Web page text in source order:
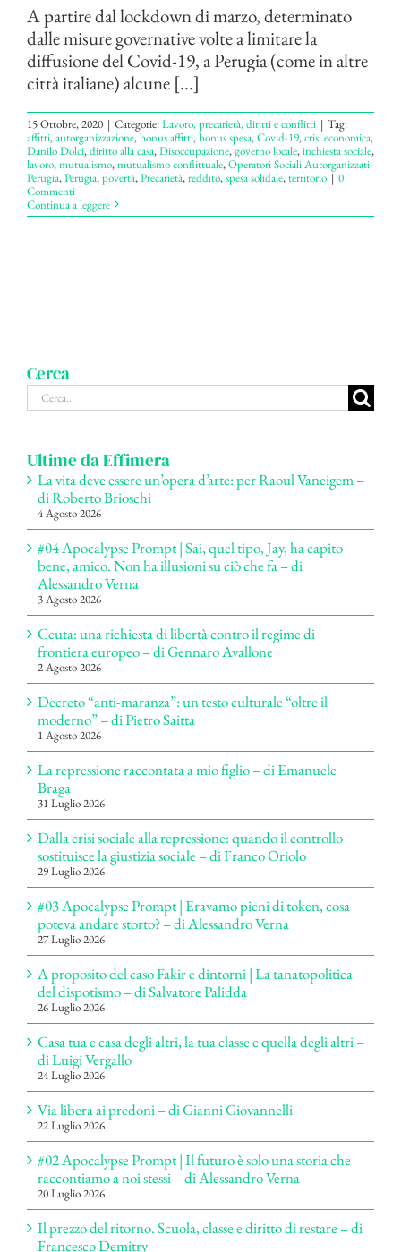
A partire dal lockdown di marzo, determinato
dalle misure governative volte a limitare la
diffusione del Covid-19, a Perugia (come in altre
città italiane) alcune [...]
15 Ottobre, 2020 | Categorie:Lavoro, precarietà, diritti e conflitti | Tag:
affitti,autorganizzazione,bonus affitti,bonus spesa,Covid-19,crisi economica,
Danilo Dolci,diritto alla casa,Disoccupazione,governo locale,inchiesta sociale,
lavoro,mutualismo,mutualismo conflittuale,Operatori Sociali Autorganizzati-
Perugia,Perugia,povertà,Precarietà,reddito,spesa solidale,territorio | 0
Commenti
Continua a leggere
Cerca
Cerca
per:
Ultime da Effimera
La vita deve essere un’opera d’arte: per Raoul Vaneigem –
di Roberto Brioschi
4 Agosto 2026
#04 Apocalypse Prompt | Sai, quel tipo, Jay, ha capito
bene, amico. Non ha illusioni su ciò che fa – di
Alessandro Verna
3 Agosto 2026
Ceuta: una richiesta di libertà contro il regime di
frontiera europeo – di Gennaro Avallone
2 Agosto 2026
Decreto “anti-maranza”: un testo culturale “oltre il
moderno” – di Pietro Saitta
1 Agosto 2026
La repressione raccontata a mio figlio – di Emanuele
Braga
31 Luglio 2026
Dalla crisi sociale alla repressione: quando il controllo
sostituisce la giustizia sociale – di Franco Oriolo
29 Luglio 2026
#03 Apocalypse Prompt | Eravamo pieni di token, cosa
poteva andare storto? – di Alessandro Verna
27 Luglio 2026
A proposito del caso Fakir e dintorni | La tanatopolitica
del dispotismo – di Salvatore Palidda
26 Luglio 2026
Casa tua e casa degli altri, la tua classe e quella degli altri –
di Luigi Vergallo
24 Luglio 2026
Via libera ai predoni – di Gianni Giovannelli
22 Luglio 2026
#02 Apocalypse Prompt | Il futuro è solo una storia che
raccontiamo a noi stessi – di Alessandro Verna
20 Luglio 2026
Il prezzo del ritorno. Scuola, classe e diritto di restare – di
Francesco Demitry